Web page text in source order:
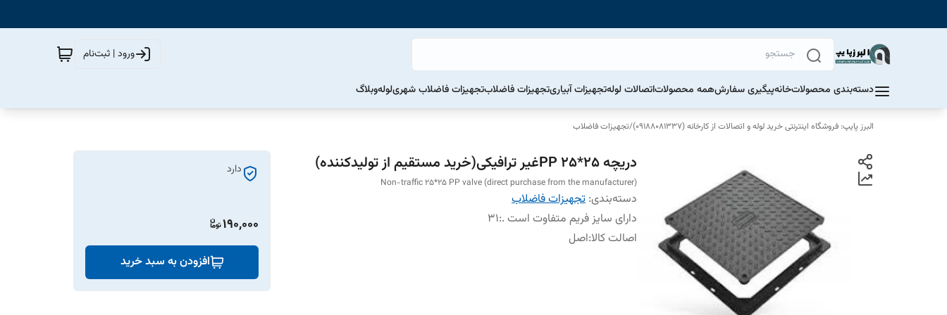
ورود | ثبت‌نام
دسته‌بندی محصولاتخانهپیگیری سفارشهمه محصولاتاتصالات لولهتجهیزات آبیاریتجهیزات فاضلابتجهیزات فاضلاب شهریلولهوبلاگ
البرز پایپ: فروشگاه اینترنتی خرید لوله و اتصالات از کارخانه (09188081337) /تجهیزات فاضلاب
دریچه 25*25 PPغیر ترافیکی(خرید مستقیم از تولیدکننده)
Non-traffic 25*25 PP valve (direct purchase from the manufacturer)
دسته‌بندی: تجهیزات فاضلاب
دارای سایز فریم متفاوت است .:
31
اصالت کالا:اصل
دارد
190,000
افزودن به سبد خرید